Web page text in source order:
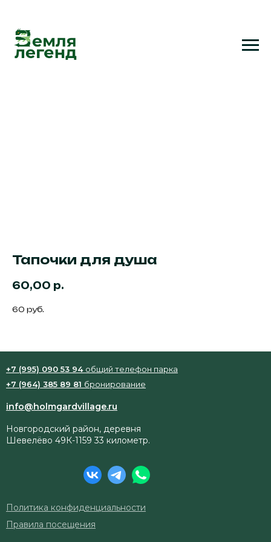
Тапочки для душа
60,00 р.
60 руб.
Политика конфиденциальности
Новгородский район, деревня
Шевелёво 49К-1159 33 километр.
+7 (995) 090 53 94 общий телефон парка
+7 (964) 385 89 81 бронирование
info@holmgardvillage.ru
Правила посещения